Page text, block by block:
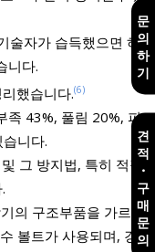
문
의
하
기
견
적
・
구
매
문
의
술자가 습득했으면 하
니다.
했습니다.(6)
족 43%, 풀림 20%, 피
니다.
그 방지법, 특히 적절
의 구조부품을 가르키
볼트가 사용되며, 경